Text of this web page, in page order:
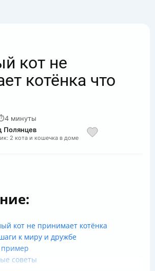
кот не
котёнка что
4 минуты
Полянцев
2 кота и кошечка в доме
кот не принимает котёнка
к миру и дружбе
пример
советы